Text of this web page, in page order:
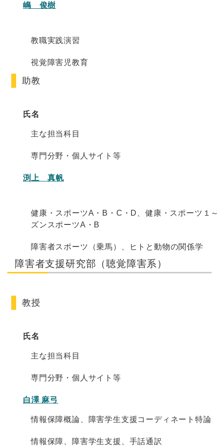
嶋 俊樹
教職実践演習
視覚障害児教育
助教
氏名
主な担当科目
専門分野・個人サイト等
渕上 真帆
健康・スポーツA・B・C・D、健康・スポーツ１
ズンスポーツA・B
障害者スポーツ（乗馬）、ヒトと動物の関係学
障害者支援研究部（聴覚障害系）
教授
氏名
主な担当科目
専門分野・個人サイト等
白澤 麻弓
情報保障概論、障害学生支援コーディネート特論
情報保障、障害学生支援、手話通訳